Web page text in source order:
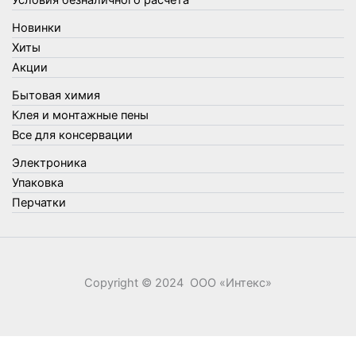
Товары для туризма и отдыха
Упаковка
Утеплители и прочее
Фонари, лампы и удлинители
Хозяйственные товары
Швабры, стекломои, черенки и насадки
Шнуры, веревки и шпагаты
Электроника
Элементы питания
Новинки
Хиты
Акции
Бытовая химия
Клея и монтажные пены
Все для консервации
Электроника
Упаковка
Перчатки
Copyright © 2024 ООО «‎Интекс»‎